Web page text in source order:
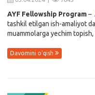
AYF Fellowship Program–
tashkil etilgan ish-amaliyot
muammolarga yechim
Davomini o'qish